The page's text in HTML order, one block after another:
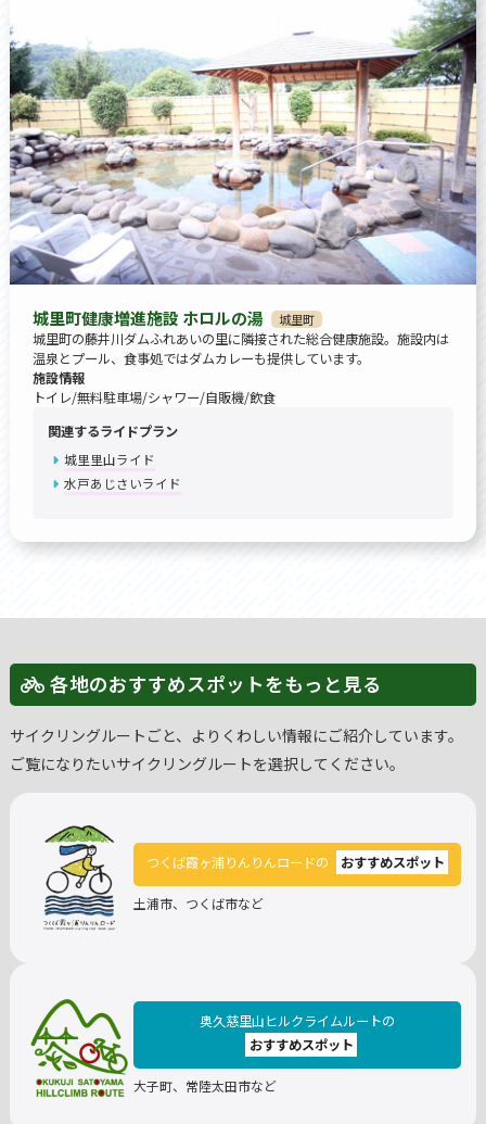
城里町健康増進施設 ホロルの湯 城里町
城里町の藤井川ダムふれあいの里に隣接された総合健康施設。施設内は
温泉とプール、食事処ではダムカレーも提供しています。
施設情報
トイレ/無料駐車場/シャワー/自販機/飲食
関連するライドプラン
城里里山ライド
水戸あじさいライド
各地のおすすめスポットをもっと見る
サイクリングルートごと、よりくわしい情報にご紹介しています。
ご覧になりたいサイクリングルートを選択してください。
つくば霞ヶ浦りんりんロードの おすすめスポット
土浦市、つくば市など
奥久慈里山ヒルクライムルートの
おすすめスポット
大子町、常陸太田市など